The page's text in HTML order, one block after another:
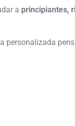
a principiantes,
personalizada